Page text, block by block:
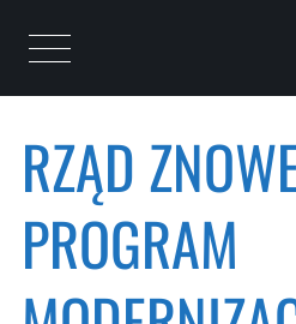
Otwórz menu
RZĄD
PROGRAM